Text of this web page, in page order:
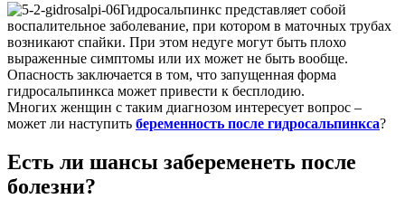
Гидросальпинкс представляет собой
воспалительное заболевание, при котором в маточных трубах
возникают спайки. При этом недуге могут быть плохо
выраженные симптомы или их может не быть вообще.
Опасность заключается в том, что запущенная форма
гидросальпинкса может привести к бесплодию.
Многих женщин с таким диагнозом интересует вопрос –
может ли наступить беременность после гидросальпинкса?
Есть ли шансы забеременеть после
болезни?